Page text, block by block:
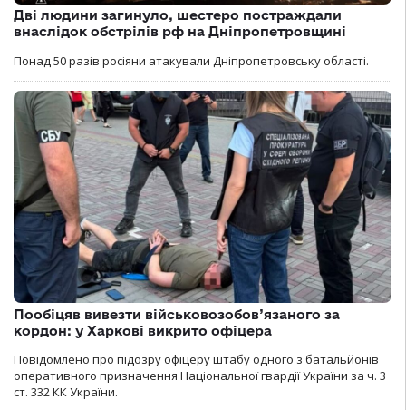
Дві людини загинуло, шестеро постраждали
внаслідок обстрілів рф на Дніпропетровщині
Понад 50 разів росіяни атакували Дніпропетровську області.
Пообіцяв вивезти військовозобов’язаного за
кордон: у Харкові викрито офіцера
Повідомлено про підозру офіцеру штабу одного з батальйонів
оперативного призначення Національної гвардії України за ч. 3
ст. 332 КК України.